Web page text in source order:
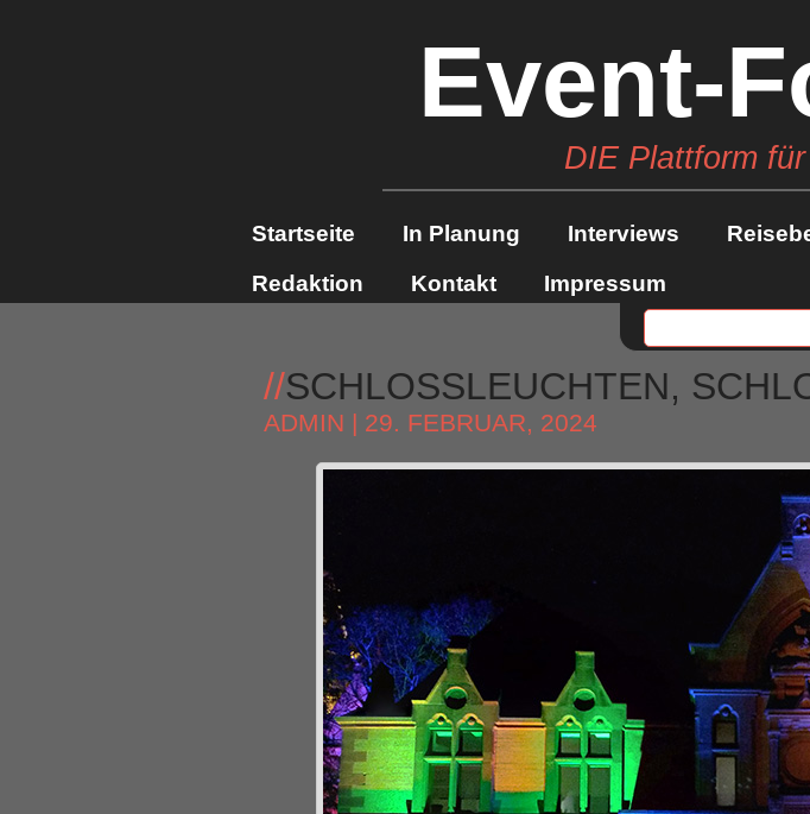
Event-
DIE Plattform
Startseite In Planung Interviews
Redaktion
Kontakt Impressum
//SCHLOSSLEUCHTEN,
ADMIN | 29. FEBRUAR, 2024